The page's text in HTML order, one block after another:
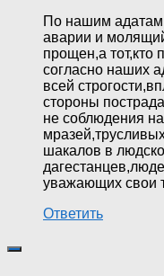
По нашим
аварии и
прощен,а тот,кто
согласно наших
всей
стороны
не соблюдения
шакалов в
уважающих свои
Ответить